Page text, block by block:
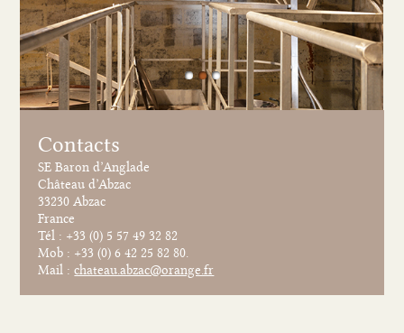
1 2 3
Contacts
SE Baron d’Anglade
Château d’Abzac
33230 Abzac
France
Tél : +33 (0) 5 57 49 32 82
Mob : +33 (0) 6 42 25 82 80.
Mail :chateau.abzac@orange.fr